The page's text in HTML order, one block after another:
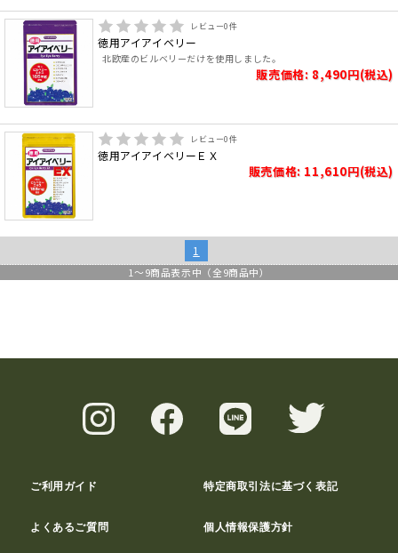
レビュー0件
徳用アイアイベリー
北欧産のビルベリーだけを使用しました。
販売価格: 8,490円(税込)
レビュー0件
徳用アイアイベリーＥＸ
販売価格: 11,610円(税込)
1
1 ～9商品表示中（全9商品中）
ご利用ガイド 特定商取引法に基づく表記
よくあるご質問 個人情報保護方針